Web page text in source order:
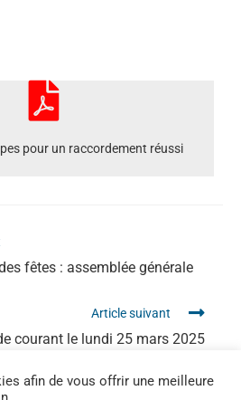
pour un raccordement réussi
fêtes : assemblée générale
Article suivant
courant le lundi 25 mars 2025
afin de vous offrir une meilleure